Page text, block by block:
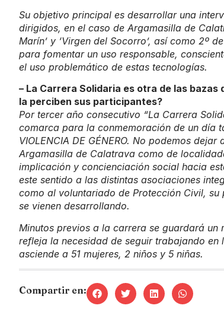
Su objetivo principal es desarrollar una
dirigidos, en el caso de Argamasilla de
Marín’ y ‘Virgen del Socorro’, así como 2º
para fomentar un uso responsable,
el uso problemático de estas tecnologías.
– La Carrera Solidaria es otra de las
la perciben sus participantes?
Por tercer año consecutivo “La Carrera
comarca para la conmemoración de un día
VIOLENCIA DE GÉNERO. No podemos
Argamasilla de Calatrava como de
implicación y concienciación social hacia
este sentido a las distintas asociaciones
como al voluntariado de Protección Civil,
se vienen desarrollando.
Minutos previos a la carrera se guardará
refleja la necesidad de seguir trabajando
asciende a 51 mujeres, 2 niños y 5 niñas.
Compartir en: